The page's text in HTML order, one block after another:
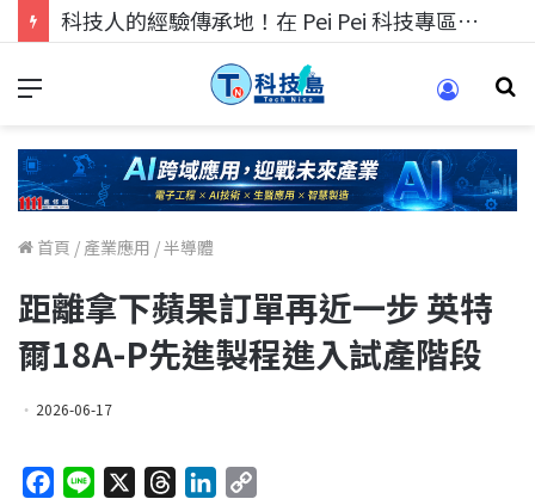
科技人找工作，就到TECH+ 科技專區!
首頁 / 產業應用 /半導體
距離拿下蘋果訂單再近一步 英特
爾18A-P先進製程進入試產階段
2026-06-17